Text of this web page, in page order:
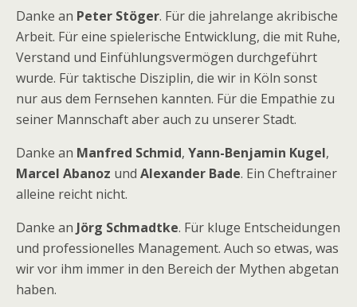
Danke an Peter Stöger. Für die jahrelange akribische
Arbeit. Für eine spielerische Entwicklung, die mit Ruhe,
Verstand und Einfühlungsvermögen durchgeführt
wurde. Für taktische Disziplin, die wir in Köln sonst
nur aus dem Fernsehen kannten. Für die Empathie zu
seiner Mannschaft aber auch zu unserer Stadt.
Danke an Manfred Schmid, Yann-Benjamin Kugel,
Marcel Abanoz und Alexander Bade. Ein Cheftrainer
alleine reicht nicht.
Danke an Jörg Schmadtke. Für kluge Entscheidungen
und professionelles Management. Auch so etwas, was
wir vor ihm immer in den Bereich der Mythen abgetan
haben.